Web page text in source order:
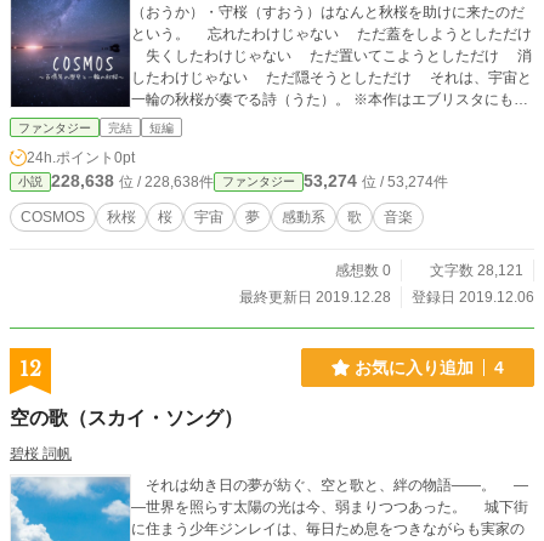
（おうか）・守桜（すおう）はなんと秋桜を助けに来たのだ
という。 忘れたわけじゃない ただ蓋をしようとしただけ
失くしたわけじゃない ただ置いてこようとしただけ 消
したわけじゃない ただ隠そうとしただけ それは、宇宙と
一輪の秋桜が奏でる詩（うた）。 ※本作はエブリスタにも掲
載しています。無断転載禁止、AI学習禁止とさせていただき
ファンタジー 完結 短編
24h.ポイント 0pt
小説 228,638 位 / 228,638件 ファンタジー 53,274 位 / 53,274件
COSMOS 秋桜 桜 宇宙 夢 感動系 歌 音楽
感想数 0
文字数 28,121
最終更新日 2019.12.28
登録日 2019.12.06
12 お気に入り追加 4
空の歌（スカイ・ソング）
碧桜 詞帆
それは幼き日の夢が紡ぐ、空と歌と、絆の物語――。 ―
―世界を照らす太陽の光は今、弱まりつつあった。 城下街
に住まう少年ジンレイは、毎日ため息をつきながらも実家の